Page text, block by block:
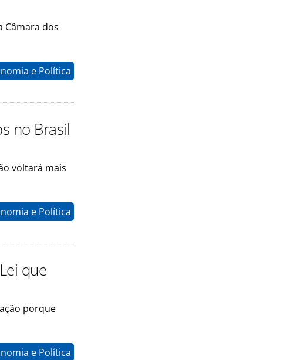
Câmara dos
e Política
no Brasil
voltará mais
e Política
que
porque
e Política